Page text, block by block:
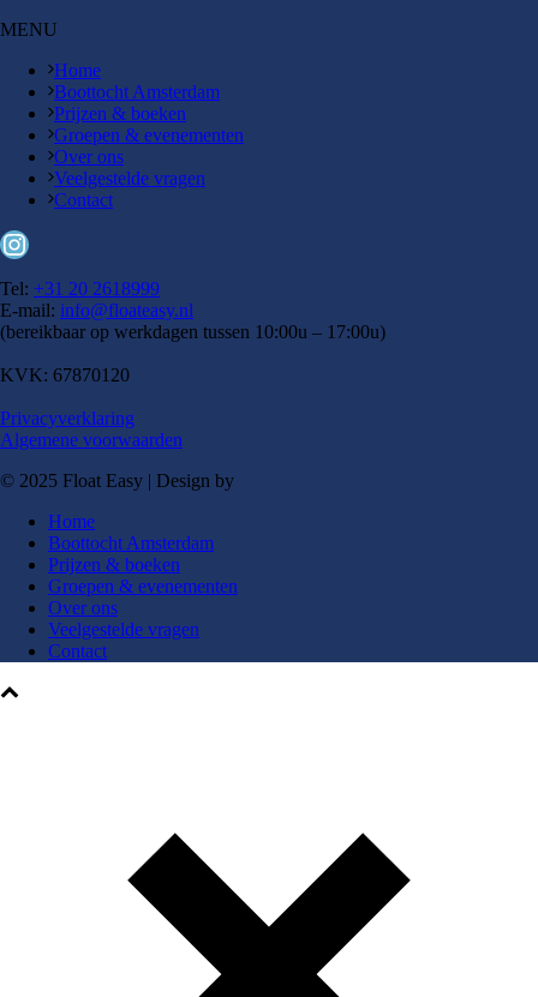
MENU
Home
Boottocht Amsterdam
Prijzen & boeken
Groepen & evenementen
Over ons
Veelgestelde vragen
Contact
Instagram
Tel: +31 20 2618999
E-mail: info@floateasy.nl
(bereikbaar op werkdagen tussen 10:00u – 17:00u)
KVK: 67870120
Privacyverklaring
Algemene voorwaarden
© 2025 Float Easy | Design by
Home
Boottocht Amsterdam
Prijzen & boeken
Groepen & evenementen
Over ons
Veelgestelde vragen
Contact